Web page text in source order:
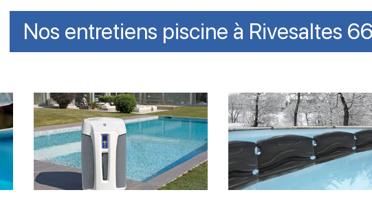
Nos entretiens piscine à Rivesaltes
Contrôler
et
entretenir
ses
équipements
Réussir
l’hivernage
de
sa
piscine